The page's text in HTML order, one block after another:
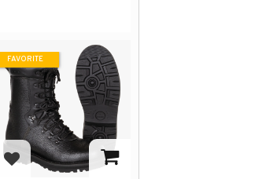
Add to favorites
FAVORITE